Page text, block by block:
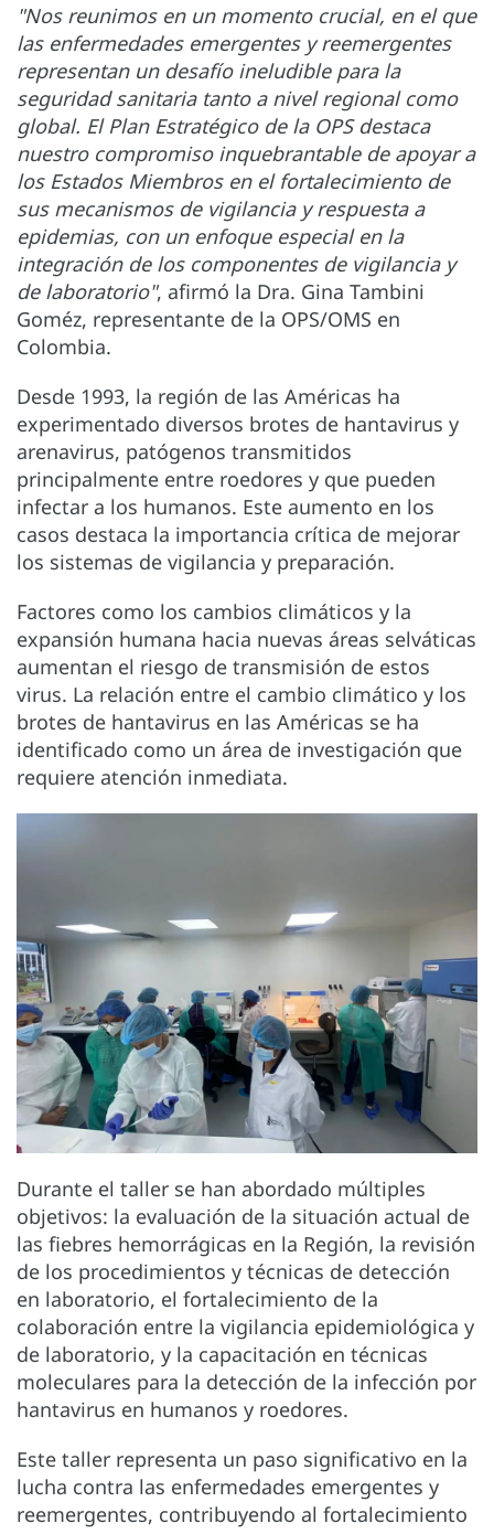
"Nos reunimos en un momento crucial, en el que
las enfermedades emergentes y reemergentes
representan un desafío ineludible para la
seguridad sanitaria tanto a nivel regional como
global. El Plan Estratégico de la OPS destaca
nuestro compromiso inquebrantable de apoyar a
los Estados Miembros en el fortalecimiento de
sus mecanismos de vigilancia y respuesta a
epidemias, con un enfoque especial en la
integración de los componentes de vigilancia y
de laboratorio", afirmó la Dra. Gina Tambini
Goméz, representante de la OPS/OMS en
Colombia.
Desde 1993, la región de las Américas ha
experimentado diversos brotes de hantavirus y
arenavirus, patógenos transmitidos
principalmente entre roedores y que pueden
infectar a los humanos. Este aumento en los
casos destaca la importancia crítica de mejorar
los sistemas de vigilancia y preparación.
Factores como los cambios climáticos y la
expansión humana hacia nuevas áreas selváticas
aumentan el riesgo de transmisión de estos
virus. La relación entre el cambio climático y los
brotes de hantavirus en las Américas se ha
identificado como un área de investigación que
requiere atención inmediata.
Durante el taller se han abordado múltiples
objetivos: la evaluación de la situación actual de
las fiebres hemorrágicas en la Región, la revisión
de los procedimientos y técnicas de detección
en laboratorio, el fortalecimiento de la
colaboración entre la vigilancia epidemiológica y
de laboratorio, y la capacitación en técnicas
moleculares para la detección de la infección por
hantavirus en humanos y roedores.
Este taller representa un paso significativo en la
lucha contra las enfermedades emergentes y
reemergentes, contribuyendo al fortalecimiento